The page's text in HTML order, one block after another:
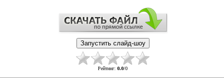
Рейтинг: 0.0/0